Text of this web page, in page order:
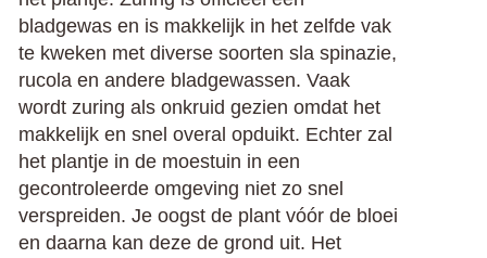
bladgewas en is makkelijk in het zelfde vak
te kweken met diverse soorten sla spinazie,
rucola en andere bladgewassen. Vaak
wordt zuring als onkruid gezien omdat het
makkelijk en snel overal opduikt. Echter zal
het plantje in de moestuin in een
gecontroleerde omgeving niet zo snel
verspreiden. Je oogst de plant vóór de bloei
en daarna kan deze de grond uit. Het